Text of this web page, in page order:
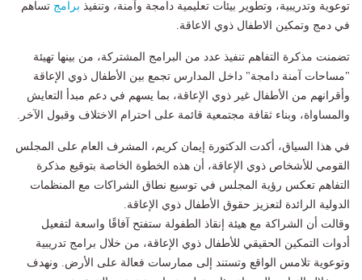
توعوية وتدريبية، وتطوير بيئات تعليمية دامجة وآمنة، وتنفيذ برامج تساهم
في دمج وتمكين الاطفال ذوي الاعاقة.
تضمنت مذكرة التفاهم تنفيذ عدد من البرامج المشتركة، من بينها تهيئة
"مساحات آمنة دامجة" داخل المدارس تجمع بين الأطفال ذوي الإعاقة
وأقرانهم من الأطفال غير ذوي الإعاقة، بما يسهم في دعم مبدأ التعايش
والمساواة، وبناء ثقافة مجتمعية قائمة على احترام الاختلاف وقبول الآخر.
في هذا السياق، أكدت الدكتورة إيمان كريم، المشرف العام على المجلس
القومي للأشخاص ذوي الإعاقة، أن هذه الخطوة الخاصة بتوقيع مذكرة
التفاهم تعكس رؤية المجلس في توسيع نطاق الشراكات مع المنظمات
الدولية الرائدة لتعزيز حقوق الأطفال ذوي الإعاقة.
وقالت أن الشراكة مع هيئة إنقاذ الطفولة ستفتح آفاقًا واسعة لتفعيل
أدوات التمكين الحقيقي للأطفال ذوي الإعاقة، من خلال برامج تدريبية
وتوعوية تلامس الواقع وتستند إلى ممارسات فعالة على الأرض. ونهدف